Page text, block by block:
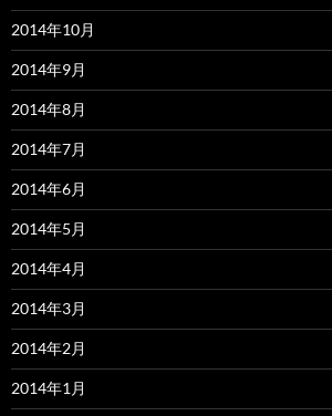
2014年10月
2014年9月
2014年8月
2014年7月
2014年6月
2014年5月
2014年4月
2014年3月
2014年2月
2014年1月